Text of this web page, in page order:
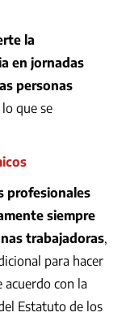
la
en jornadas
personas
que se
profesionales
siempre
trabajadoras,
para hacer
acuerdo con la
Estatuto de los